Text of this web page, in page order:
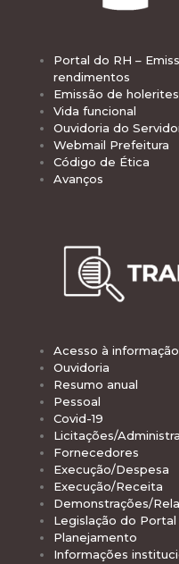
Portal do RH –
rendimentos
Emissão de holerites
Vida funcional
Ouvidoria do
Webmail Prefeitura
Código de Ética
Avanços
Acesso à informação
Ouvidoria
Resumo anual
Pessoal
Covid-19
Licitações/
Fornecedores
Execução/Despesa
Execução/Receita
Demonstrações/
Legislação do Portal
Planejamento
Informações